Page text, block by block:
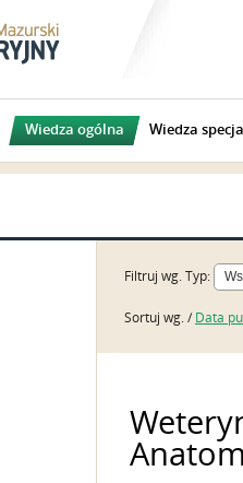
Wiedza ogólna Wiedza
Filtruj wg. Typ:
Sortuj wg. / Data